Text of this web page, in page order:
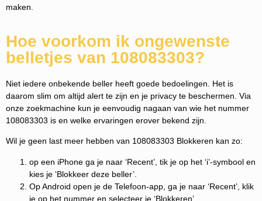
maken.
Hoe voorkom ik ongewenste
belletjes van 108083303?
Niet iedere onbekende beller heeft goede bedoelingen. Het is
daarom slim om altijd alert te zijn en je privacy te beschermen. Via
onze zoekmachine kun je eenvoudig nagaan van wie het nummer
108083303 is en welke ervaringen erover bekend zijn.
Wil je geen last meer hebben van 108083303 Blokkeren kan zo:
op een iPhone ga je naar ‘Recent’, tik je op het ‘i’-symbool en
kies je ‘Blokkeer deze beller’.
Op Android open je de Telefoon-app, ga je naar ‘Recent’, klik
je op het nummer en selecteer je ‘Blokkeren’.